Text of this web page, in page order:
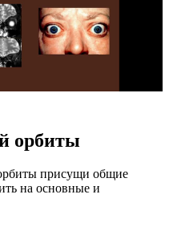
орбиты
присущи общие
на основные и